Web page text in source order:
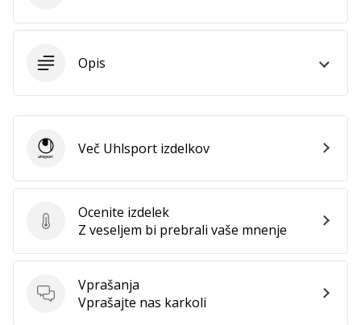
Opis
Ocenite izdelek
Ocenite izdelek
Z veseljem bi prebrali vaše mnenje
Vprašanja
Vprašanja
Vprašajte nas karkoli
UhlsportVeč Uhlsport izdelkov